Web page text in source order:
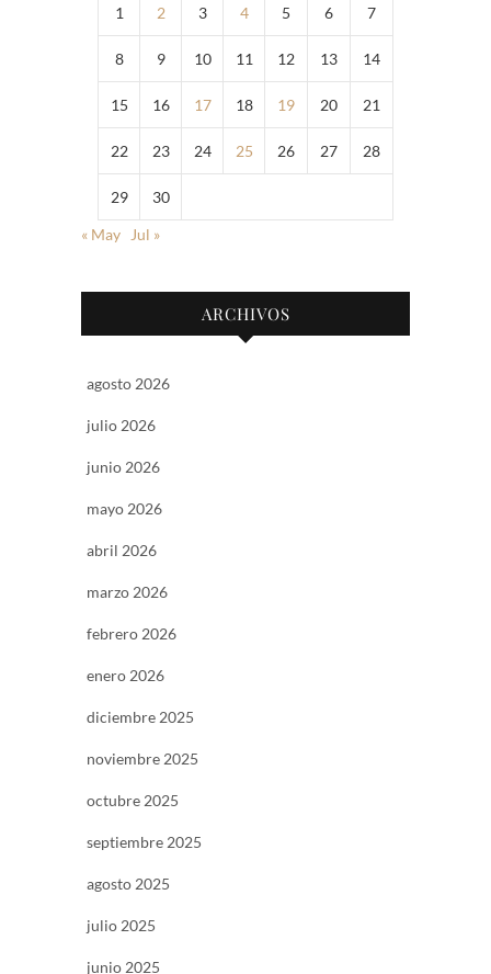
1 2 3 4 5 6 7
8 9 10 11 12 13 14
15 16 17 18 19 20 21
22 23 24 25 26 27 28
29
30
« May
Jul »
ARCHIVOS
agosto 2026
julio 2026
junio 2026
mayo 2026
abril 2026
marzo 2026
febrero 2026
enero 2026
diciembre 2025
noviembre 2025
octubre 2025
septiembre 2025
agosto 2025
julio 2025
junio 2025